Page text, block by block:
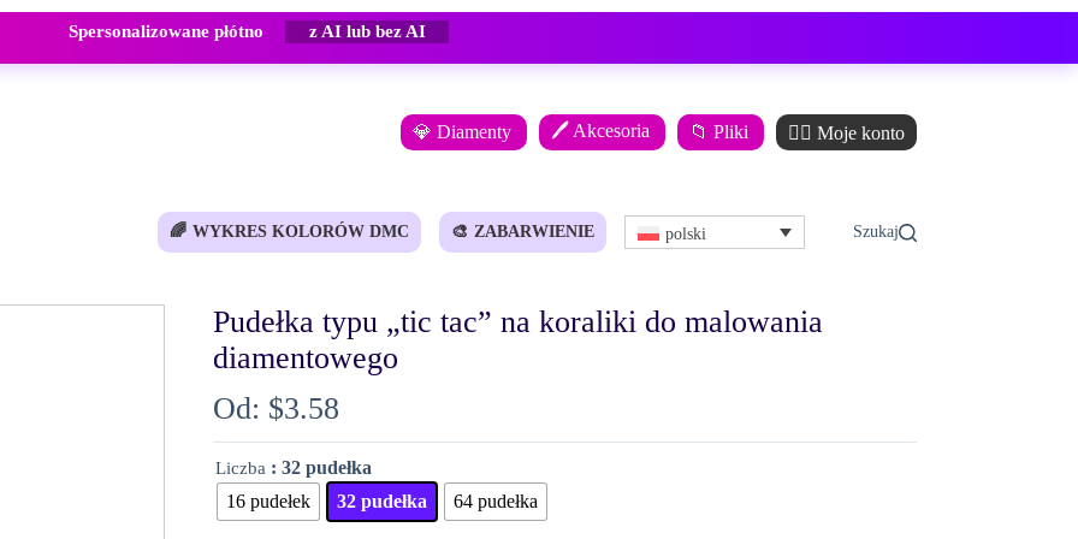
Spersonalizowane płótno z AI lub bez AI
💎 Diamenty 🖊️ Akcesoria 📁 Pliki 🙋‍♂️ Moje konto
🌈 WYKRES KOLORÓW DMC 🎨 ZABARWIENIE polski
Pudełka typu „tic tac” na koraliki do malowania
diamentowego
Od: $3.58
Liczba : 32 pudełka
16 pudełek
32 pudełka 64 pudełka